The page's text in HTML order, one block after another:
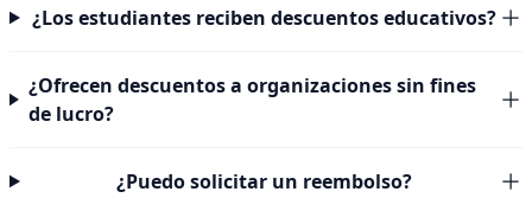
¿Los estudiantes reciben descuentos educativos?
¿Ofrecen descuentos a organizaciones sin fines
de lucro?
¿Puedo solicitar un reembolso?